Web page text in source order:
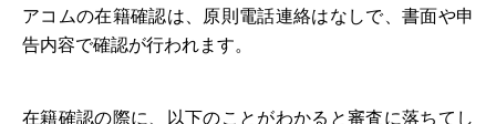
アコムの在籍確認は、原則電話連絡はなしで、書面や申
告内容で確認が行われます。
在籍確認の際に、以下のことがわかると審査に落ちてし